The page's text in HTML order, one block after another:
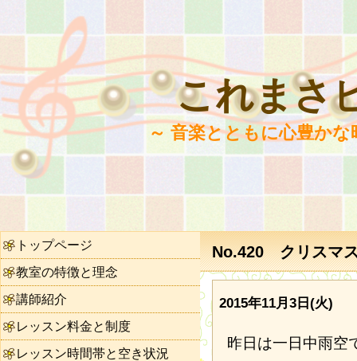
これまさ
～ 音楽とともに心豊か
No.420 クリスマ
2015年11月3日(火)
昨日は一日中雨空
トップページ
教室の特徴と理念
講師紹介
レッスン料金と制度
レッスン時間帯と空き状況